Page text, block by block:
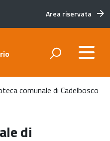
Area riservata
comunale di Cadelbosco
di